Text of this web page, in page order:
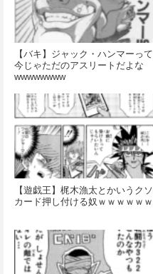
【バキ】ジャック・ハンマーって
今じゃただのアスリートだよな
wwwwwwww
【遊戯王】梶木漁太とかいうクソ
カード押し付ける奴ｗｗｗｗｗｗ